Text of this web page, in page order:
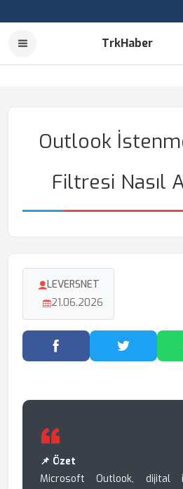
TrkHaber
Outlook
Filtresi Nasıl
LEVERSNET
21.06.2026
Facebook'ta Paylaş
📌 Özet
Microsoft Outlook, dijital